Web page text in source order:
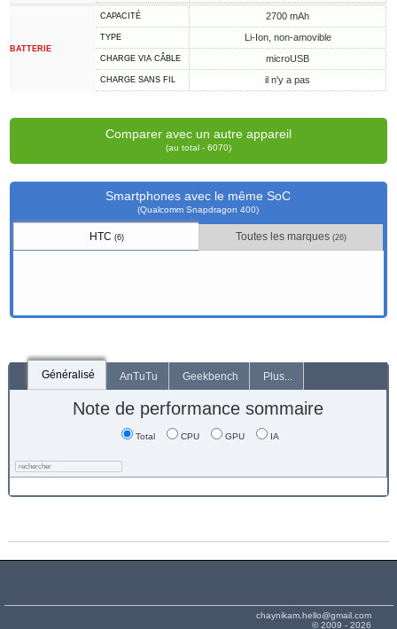
BATTERIE
CAPACITÉ 2700 mAh
TYPE Li-Ion, non-amovible
CHARGE VIA CÂBLE microUSB
CHARGE SANS FIL il n'y a pas
Comparer avec un autre appareil
(au total - 6070)
Smartphones avec le même SoC
(Qualcomm Snapdragon 400)
HTC (6) Toutes les marques(26)
Généralisé AnTuTu Geekbench Plus...
Note de performance sommaire
Total CPU GPU IA
chaynikam.hello@gmail.com
© 2009 - 2026